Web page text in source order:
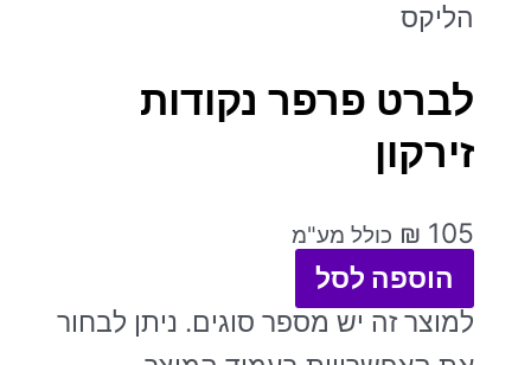
הליקס
לברט פרפר נקודות
זירקון
₪ 105 כולל מע"מ
הוספה לסל
למוצר זה יש מספר סוגים. ניתן לבחור